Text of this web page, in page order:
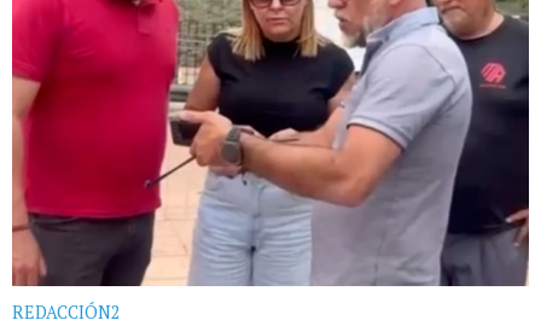
REDACCIÓN2